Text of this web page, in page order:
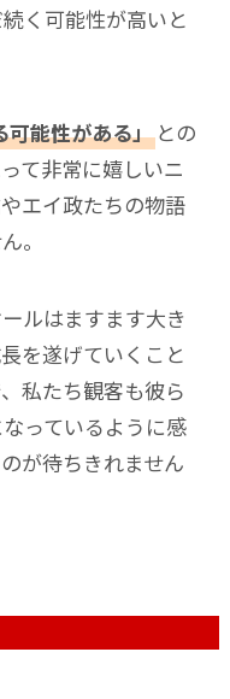
く可能性が高いと
可能性がある」との
て非常に嬉しいニ
エイ政たちの物語
。
ルはますます大き
を遂げていくこと
私たち観客も彼ら
っているように感
が待ちきれません